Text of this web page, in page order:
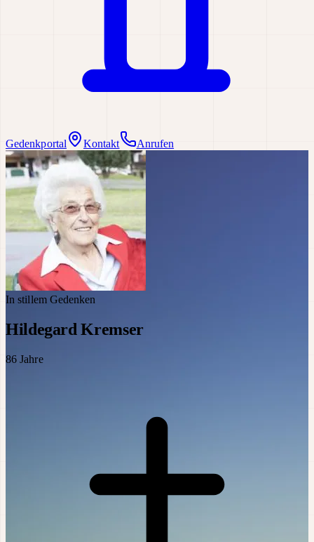
Gedenkportal Kontakt Anrufen
In stillem Gedenken
Hildegard Kremser
86 Jahre